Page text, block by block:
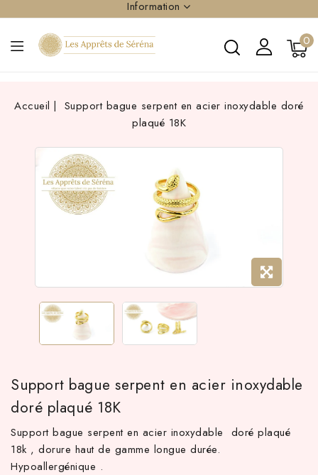
Information
0
Accueil
Support bague serpent en acier inoxydable doré
plaqué 18K
Support bague serpent en acier inoxydable
doré plaqué 18K
Support bague serpent en acier inoxydable doré plaqué
18k , dorure haut de gamme longue durée.
Hypoallergénique .